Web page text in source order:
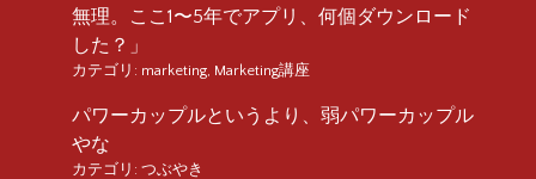
無理。ここ1〜5年でアプリ、何個ダウンロード
した？」
カテゴリ: marketing, Marketing講座
パワーカップルというより、弱パワーカップル
やな
カテゴリ: つぶやき